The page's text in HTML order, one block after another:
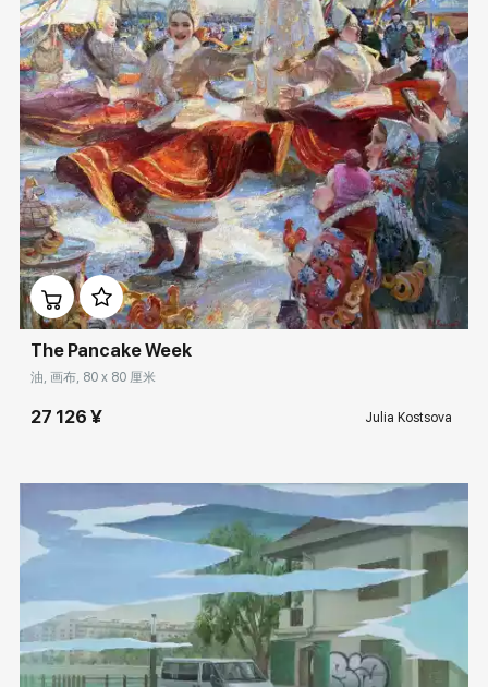
Домен: rakovgallery.cn
The Pancake Week
油, 画布, 80 x 80 厘米
27 126 ¥ Julia Kostsova